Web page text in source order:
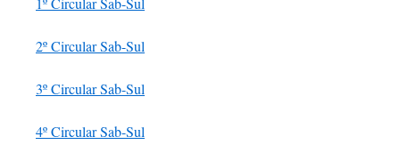
2º Circular Sab-Sul
3º Circular Sab-Sul
4º Circular Sab-Sul